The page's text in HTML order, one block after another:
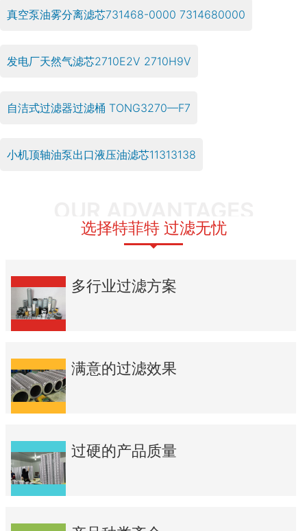
真空泵油雾分离滤芯731468-0000 7314680000
发电厂天然气滤芯2710E2V 2710H9V
自洁式过滤器过滤桶 TONG3270—F7
小机顶轴油泵出口液压油滤芯11313138
选择特菲特 过滤无忧
多行业过滤方案
满意的过滤效果
过硬的产品质量